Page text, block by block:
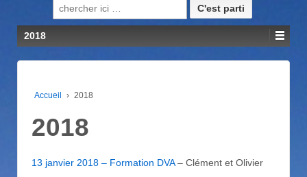
Recherche pour:
2018
Accueil › 2018
2018
13 janvier 2018 – Formation DVA– Clément et Olivier